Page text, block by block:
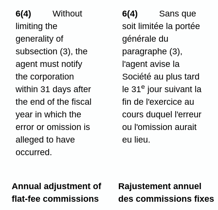
6(4)
Without
limiting the
generality of
subsection (3), the
agent must notify
the corporation
within 31 days after
the end of the fiscal
year in which the
error or omission is
alleged to have
occurred.
6(4)
Sans que
soit limitée la portée
générale du
paragraphe (3),
l'agent avise la
Société au plus tard
le 31e jour suivant la
fin de l'exercice au
cours duquel l'erreur
ou l'omission aurait
eu lieu.
Annual adjustment of
flat-fee commissions
Rajustement annuel
des commissions fixes